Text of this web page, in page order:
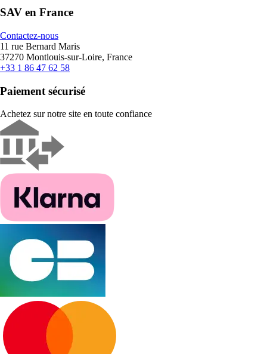
SAV en France
Contactez-nous
11 rue Bernard Maris
37270 Montlouis-sur-Loire, France
+33 1 86 47 62 58
Paiement sécurisé
Achetez sur notre site en toute confiance